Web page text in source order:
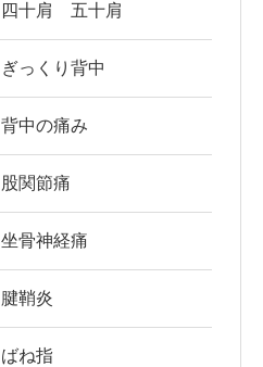
四十肩 五十肩
ぎっくり背中
背中の痛み
股関節痛
坐骨神経痛
腱鞘炎
ばね指